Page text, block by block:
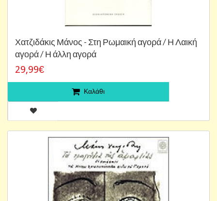
Χατζιδάκις Μάνος - Στη Ρωμαική αγορά / Η Λαική
αγορά / Η άλλη αγορά
29,99€
Καλάθι